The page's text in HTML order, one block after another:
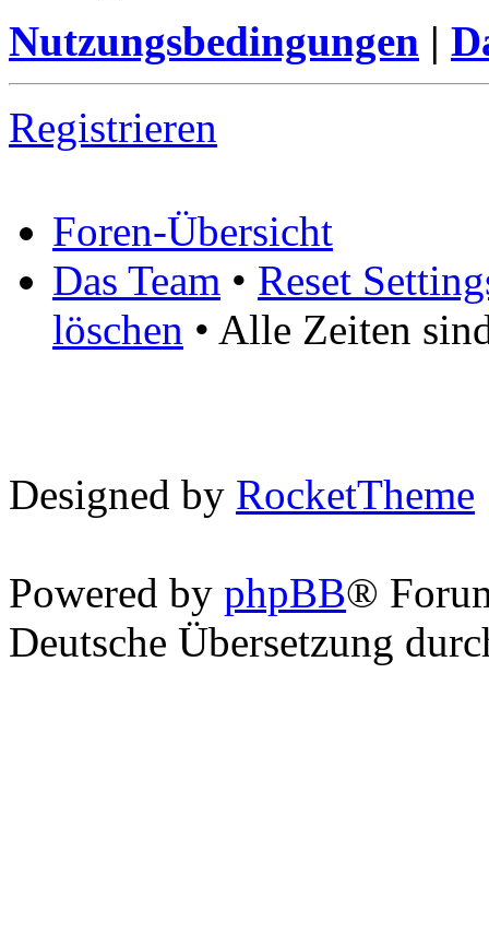
Nutzungsbedingungen |
Registrieren
Foren-Übersicht
Das Team • Reset
löschen • Alle Zeiten
Designed by RocketTheme
Powered by phpBB®
Deutsche Übersetzung